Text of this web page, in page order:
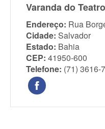
Varanda do
Endereço: Rua
Cidade: Salvador
Estado: Bahia
CEP: 41950-600
Telefone: (71) 3616-